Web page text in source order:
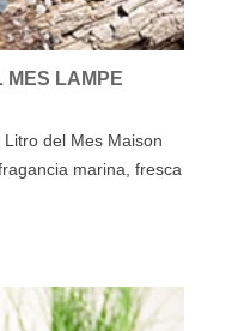
MES LAMPE
del Mes Maison
marina, fresca